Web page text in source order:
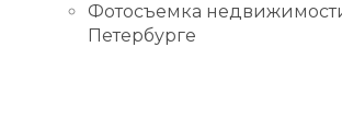
Фотосъемка
Петербурге